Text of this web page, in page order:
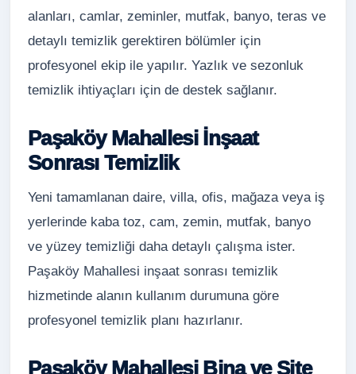
alanları, camlar, zeminler, mutfak, banyo, teras ve
detaylı temizlik gerektiren bölümler için
profesyonel ekip ile yapılır. Yazlık ve sezonluk
temizlik ihtiyaçları için de destek sağlanır.
Paşaköy Mahallesi İnşaat
Sonrası Temizlik
Yeni tamamlanan daire, villa, ofis, mağaza veya iş
yerlerinde kaba toz, cam, zemin, mutfak, banyo
ve yüzey temizliği daha detaylı çalışma ister.
Paşaköy Mahallesi inşaat sonrası temizlik
hizmetinde alanın kullanım durumuna göre
profesyonel temizlik planı hazırlanır.
Paşaköy Mahallesi Bina ve Site